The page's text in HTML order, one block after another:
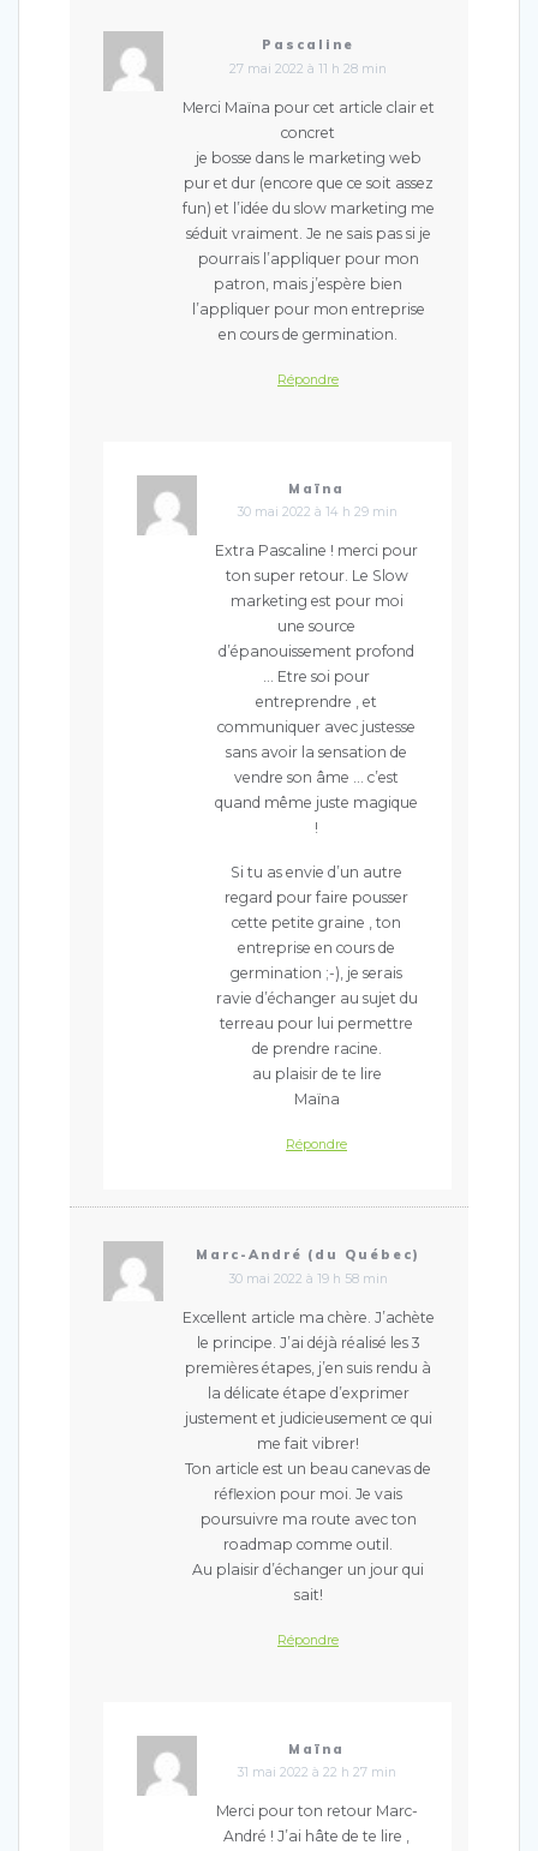
Pascaline
27 mai 2022 à 11 h 28 min
Merci Maïna pour cet article clair et
concret
je bosse dans le marketing web
pur et dur (encore que ce soit assez
fun) et l’idée du slow marketing me
séduit vraiment. Je ne sais pas si je
pourrais l’appliquer pour mon
patron, mais j’espère bien
l’appliquer pour mon entreprise
en cours de germination.
Répondre
Maïna
30 mai 2022 à 14 h 29 min
Extra Pascaline ! merci pour
ton super retour. Le Slow
marketing est pour moi
une source
d’épanouissement profond
… Etre soi pour
entreprendre , et
communiquer avec justesse
sans avoir la sensation de
vendre son âme … c’est
quand même juste magique
!
Si tu as envie d’un autre
regard pour faire pousser
cette petite graine , ton
entreprise en cours de
germination ;-), je serais
ravie d’échanger au sujet du
terreau pour lui permettre
de prendre racine.
au plaisir de te lire
Maïna
Répondre
Marc-André (du Québec)
30 mai 2022 à 19 h 58 min
Excellent article ma chère. J’achète
le principe. J’ai déjà réalisé les 3
premières étapes, j’en suis rendu à
la délicate étape d’exprimer
justement et judicieusement ce qui
me fait vibrer!
Ton article est un beau canevas de
réflexion pour moi. Je vais
poursuivre ma route avec ton
roadmap comme outil.
Au plaisir d’échanger un jour qui
sait!
Répondre
Maïna
31 mai 2022 à 22 h 27 min
Merci pour ton retour Marc-
André ! J’ai hâte de te lire ,